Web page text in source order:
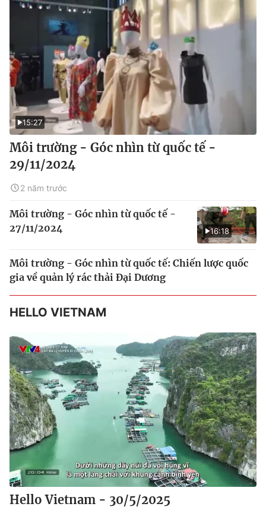
15:27
Môi trường - Góc nhìn từ quốc tế -
29/11/2024
2 năm trước
16:18
Môi trường - Góc nhìn từ quốc tế -
27/11/2024
Môi trường - Góc nhìn từ quốc tế: Chiến lược quốc
gia về quản lý rác thải Đại Dương
HELLO VIETNAM
Hello Vietnam - 30/5/2025